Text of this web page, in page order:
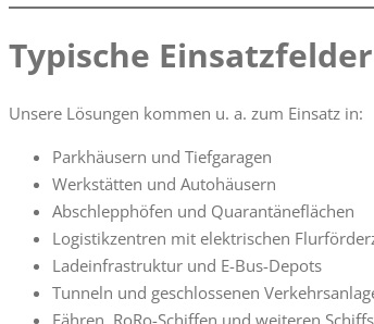
Typische
Unsere Lösungen kommen u. a. zum Einsatz in:
Parkhäusern und Tiefgaragen
Werkstätten und Autohäusern
Abschlepphöfen und Quarantäneflächen
Logistikzentren mit elektrischen
Ladeinfrastruktur und E-Bus-Depots
Tunneln und geschlossenen